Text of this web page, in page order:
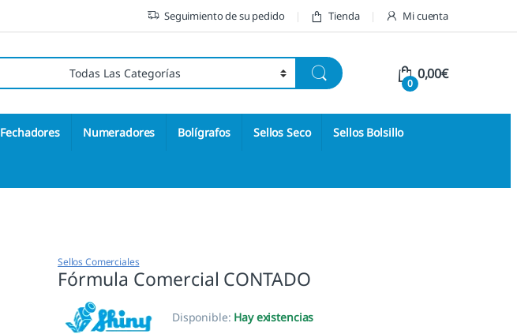
Seguimiento de su pedido Tienda Mi cuenta
0
0,00€
Fechadores Numeradores Bolígrafos Sellos Seco Sellos Bolsillo
Sellos Comerciales
Fórmula Comercial CONTADO
Disponible: Hay existencias